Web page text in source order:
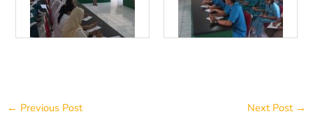
← Previous Post Next Post →